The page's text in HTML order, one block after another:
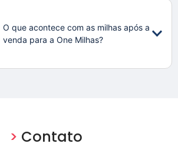
O que acontece com as milhas após a
venda para a One Milhas?
> Contato